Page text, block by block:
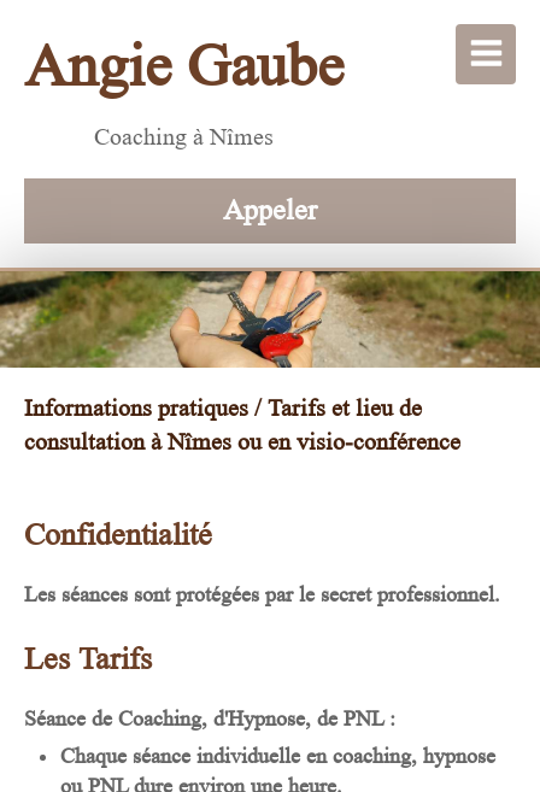
Angie Gaube
Coaching à Nîmes
Appeler
Informations pratiques / Tarifs et lieu de
consultation à Nîmes ou en visio-conférence
Confidentialité
​​​​​​Les séances sont protégées par le secret professionnel.
Les Tarifs
Séance de Coaching, d'Hypnose, de PNL :
Chaque séance individuelle en coaching, hypnose
ou PNL dure environ une heure.